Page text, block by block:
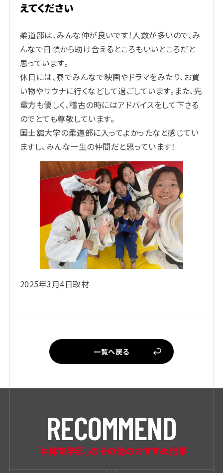
えてください
柔道部は、みんな仲が良いです！人数が多いので、み
んなで日頃から助け合えるところもいいところだと
思っています。
休日には、寮でみんなで映画やドラマをみたり、お買
い物やサウナに行くなどして過ごしています。また、先
輩方も優しく、稽古の時にはアドバイスをして下さる
のでとても尊敬しています。
国士舘大学の柔道部に入ってよかったなと感じてい
ますし、みんな一生の仲間だと思っています！
2025年3月4日取材
一覧へ戻る
RECOMMEND
「＃体育学部」のその他のおすすめ記事